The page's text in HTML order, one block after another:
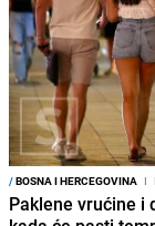
/BOSNA I HERCEGOVINA I
Paklene vrućine i